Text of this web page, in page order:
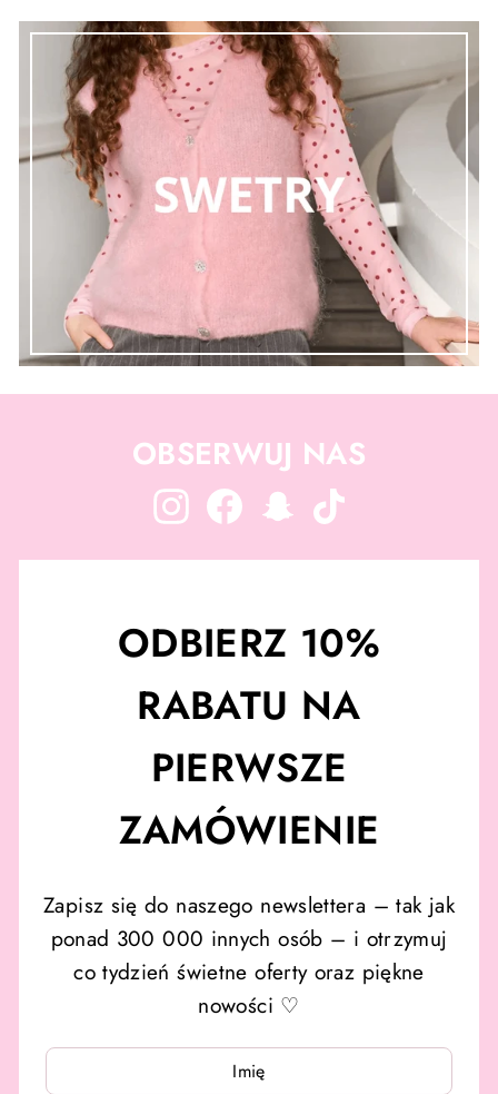
OBSERWUJ NAS
InstagramFacebook SnapchatTikTok
ODBIERZ 10%
RABATU NA
PIERWSZE
ZAMÓWIENIE
Zapisz się do naszego newslettera – tak jak
ponad 300 000 innych osób – i otrzymuj
co tydzień świetne oferty oraz piękne
nowości ♡
WPISZ
SWÓJ
E-
WPISZ
SWÓJ
E-